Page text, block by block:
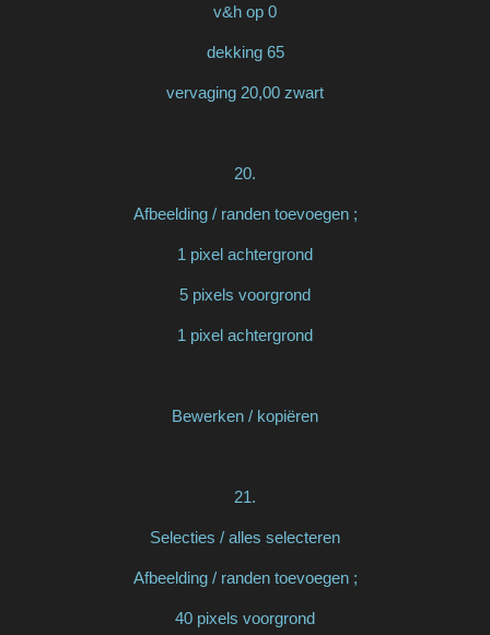
v&h op 0
dekking 65
vervaging 20,00 zwart
20.
Afbeelding / randen toevoegen ;
1 pixel achtergrond
5 pixels voorgrond
1 pixel achtergrond
Bewerken / kopiëren
21.
Selecties / alles selecteren
Afbeelding / randen toevoegen ;
40 pixels voorgrond